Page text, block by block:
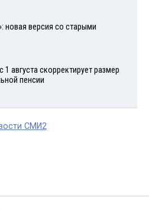
новая версия со старыми
августа скорректирует размер
пенсии
СМИ2